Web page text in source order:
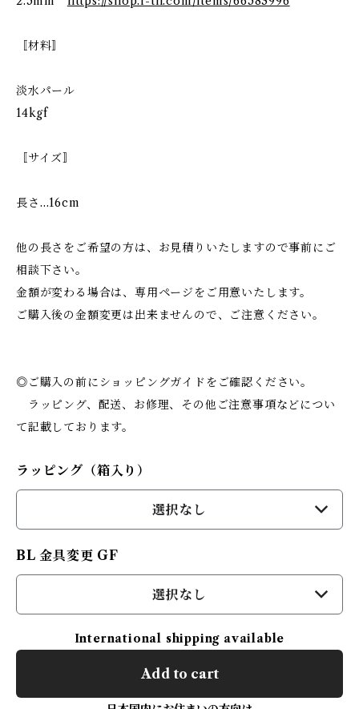
〚材料〛
淡水パール
14kgf
〚サイズ〛
長さ…16cm
他の長さをご希望の方は、お見積りいたしますので事前にご
相談下さい。
金額が変わる場合は、専用ページをご用意いたします。
ご購入後の金額変更は出来ませんので、ご注意ください。
◎ご購入の前にショッピングガイドをご確認ください。
ラッピング、配送、お修理、その他ご注意事項などについ
て記載しております。
ラッピング（箱入り）
選択なし
BL 金具変更 GF
選択なし
International shipping available
Add to cart